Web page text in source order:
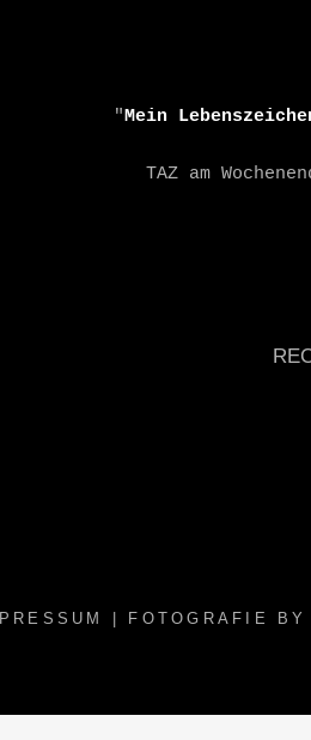
    "
Mein
TAZ am
| FOTOGRAFIE BY